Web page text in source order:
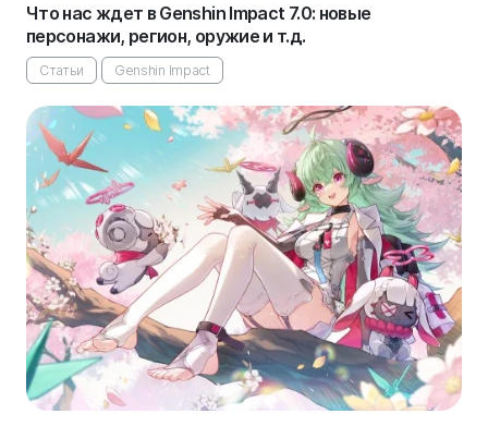
Что нас ждет в Genshin Impact 7.0: новые
персонажи, регион, оружие и т.д.
Статьи Genshin Impact